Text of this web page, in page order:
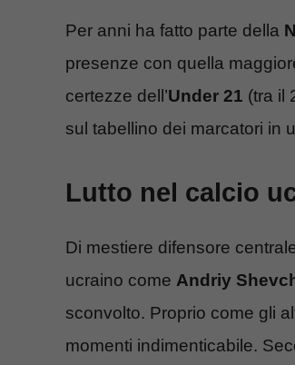
Per anni ha fatto parte della
presenze con quella
certezze dell’Under 21 (tra il
sul tabellino dei marcatori in
Lutto nel calcio
Di mestiere difensore
ucraino come Andriy
sconvolto. Proprio come gli
momenti indimenticabile.